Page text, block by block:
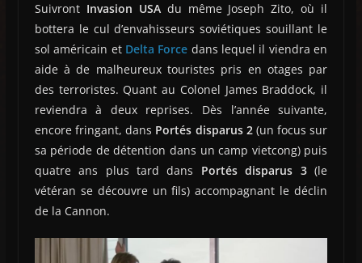
Suivront Invasion USA du même Joseph Zito, où il
bottera le cul d’envahisseurs soviétiques souillant le
sol américain et Delta Force dans lequel il viendra en
aide à de malheureux touristes pris en otages par
des terroristes. Quant au Colonel James Braddock, il
reviendra à deux reprises. Dès l’année suivante,
encore fringant, dans Portés disparus 2(un focus sur
sa période de détention dans un camp vietcong) puis
quatre ans plus tard dans Portés disparus 3(le
vétéran se découvre un fils) accompagnant le déclin
de la Cannon.